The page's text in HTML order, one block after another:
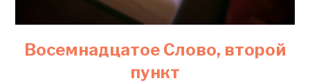
Восемнадцатое Слово, второй
пункт